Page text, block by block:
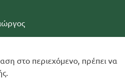
στο περιεχόμενο, πρέπει να